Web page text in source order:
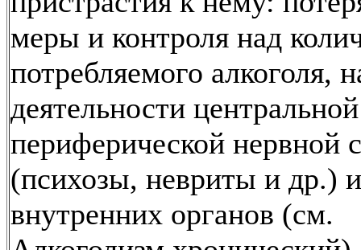
меры и контроля над
потребляемого алкоголя,
деятельности
периферической нервной
(психозы, невриты и др.)
внутренних органов (см.